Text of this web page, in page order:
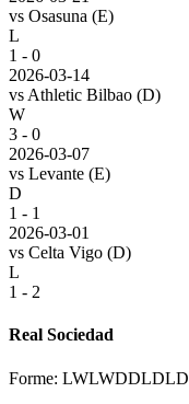
vs Osasuna (E)
L
1 - 0
2026-03-14
vs Athletic Bilbao (D)
W
3 - 0
2026-03-07
vs Levante (E)
D
1 - 1
2026-03-01
vs Celta Vigo (D)
L
1 - 2
Real Sociedad
Forme: LWLWDDLDLD